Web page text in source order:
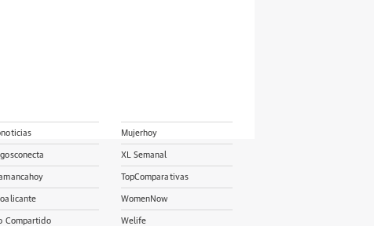
Compartido
Mujerhoy
XL Semanal
TopComparativas
WomenNow
Welife